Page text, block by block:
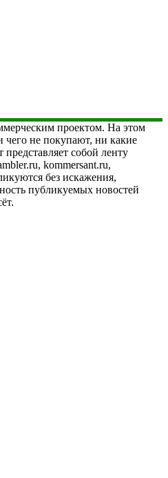
проектом. На этом
чего не покупают, ни какие
собой ленту
kommersant.ru,
без искажения,
публикуемых новостей